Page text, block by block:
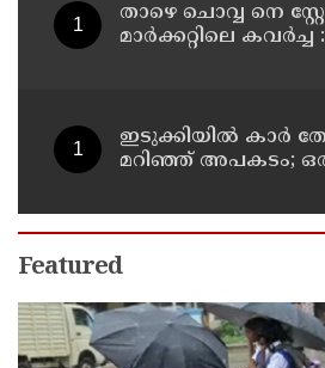
താഴെ ചൊവ്വ നെ
മാർക്കറ്റിലെ കവർച്ച
ഇടുക്കിയിൽ കാർ
മറിഞ്ഞ് അപകടം;
Featured